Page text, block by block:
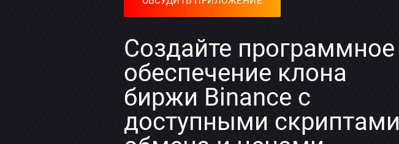
Создайте программное
обеспечение клона
биржи Binance с
доступными скриптами